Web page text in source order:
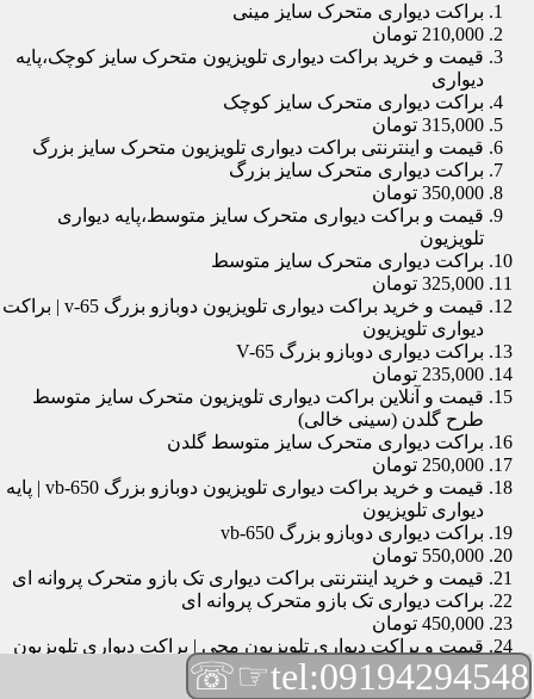
براکت دیواری متحرک سایز مینی
210,000 تومان
قیمت و خرید براکت دیواری تلویزیون متحرک سایز کوچک،پایه
دیواری
براکت دیواری متحرک سایز کوچک
315,000 تومان
قیمت و اینترنتی براکت دیواری تلویزیون متحرک سایز بزرگ
براکت دیواری متحرک سایز بزرگ
350,000 تومان
قیمت و براکت دیواری متحرک سایز متوسط،پایه دیواری
تلویزیون
براکت دیواری متحرک سایز متوسط
325,000 تومان
قیمت و خرید براکت دیواری تلویزیون دوبازو بزرگ v-65 | براکت
دیواری تلویزیون
براکت دیواری دوبازو بزرگ V-65
235,000 تومان
قیمت و آنلاین براکت دیواری تلویزیون متحرک سایز متوسط
طرح گلدن (سینی خالی)
براکت دیواری متحرک سایز متوسط گلدن
250,000 تومان
قیمت و خرید براکت دیواری تلویزیون دوبازو بزرگ vb-650 | پایه
دیواری تلویزیون
براکت دیواری دوبازو بزرگ vb-650
550,000 تومان
قیمت و خرید اینترنتی براکت دیواری تک بازو متحرک پروانه ای
براکت دیواری تک بازو متحرک پروانه ای
450,000 تومان
قیمت و براکت دیواری تلویزیون مچی | براکت دیواری تلویزیون
براکت دیواری مچی
165,000 تومان
tel:09194294548
☞☏